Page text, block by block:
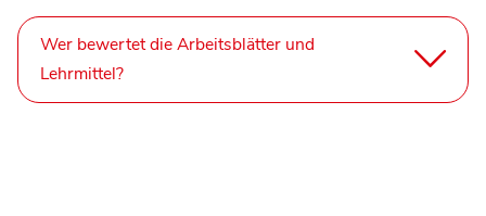
Wer bewertet die Arbeitsblätter und
Lehrmittel?